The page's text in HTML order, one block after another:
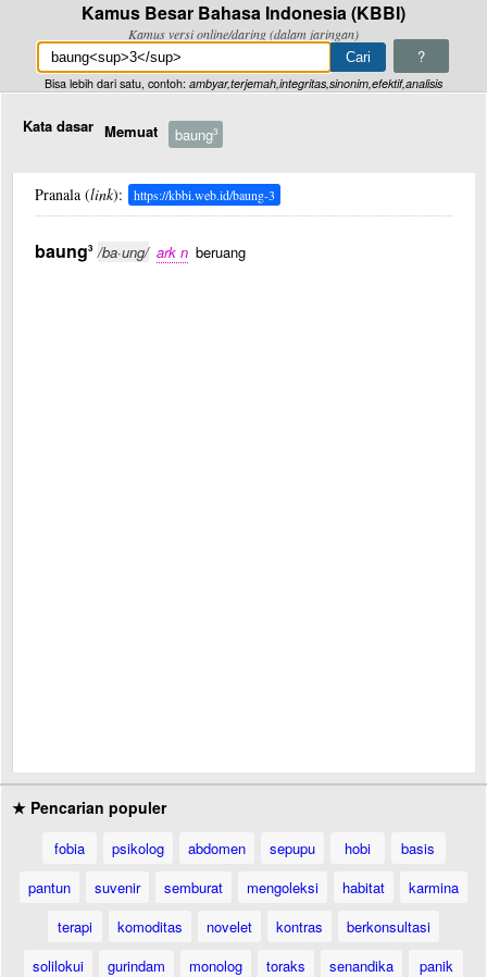
Kamus Besar Bahasa Indonesia (KBBI)
Kamus versi online/daring (dalam jaringan)
?
Bisa lebih dari satu, contoh: ambyar,terjemah,integritas,sinonim,efektif,analisis
Kata dasar Memuat baung3
Pranala (link): https://kbbi.web.id/baung-3
baung3 /ba·ung/ ark n beruang
★ Pencarian populer
fobia psikolog abdomen sepupu hobi
basis
pantun
suvenir semburat mengoleksi habitat
karmina
terapi
komoditas novelet kontras
berkonsultasi
solilokui
gurindam monolog toraks senandika
panik